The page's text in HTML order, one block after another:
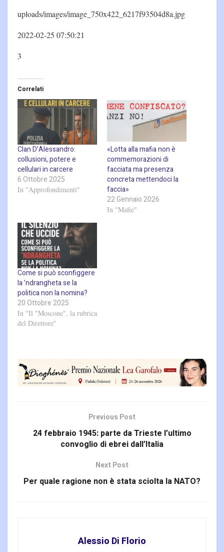
uploads/images/image_750x422_6217f93504d8a.jpg
2022-02-25 07:50:21
3
Correlati
Clan D’Alessandro:
collusioni, potere e
cellulari in carcere
6 Ottobre 2025
In "Approfondimenti"
«Lotta alla mafia non è
commemorazioni di
facciata ma presenza
concreta mettendoci la
faccia»
22 Gennaio 2026
In "Mafie"
Come si può sconfiggere
la ’ndrangheta se la
politica non la nomina?
20 Ottobre 2025
In "Il "Moscone", la rubrica
del Direttore"
Previous Post
24 febbraio 1945: parte da Trieste l’ultimo
convoglio di ebrei dall’Italia
Next Post
Per quale ragione non è stata sciolta la NATO?
Alessio Di Florio